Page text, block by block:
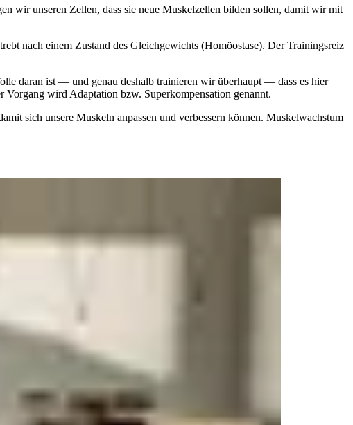
wir unseren Zellen, dass sie neue Muskelzellen bilden sollen, damit wir mit
nach einem Zustand des Gleichgewichts (Homöostase). Der Trainingsreiz
daran ist — und genau deshalb trainieren wir überhaupt — dass es hier
wird Adaptation bzw. Superkompensation genannt.
sich unsere Muskeln anpassen und verbessern können. Muskelwachstum